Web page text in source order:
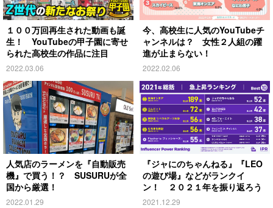
１００万回再生された動画も誕
生！ YouTubeの甲子園に寄せ
られた高校生の作品に注目
2022.03.06
今、高校生に人気のYouTubeチ
ャンネルは？ 女性２人組の躍
進が止まらない！
2022.02.06
人気店のラーメンを『自動販売
機』で買う！？ SUSURUが全
国から厳選！
2022.01.29
『ジャにのちゃんねる』『LEO
の遊び場』などがランクイ
ン！ ２０２１年を振り返ろう
2021.12.29